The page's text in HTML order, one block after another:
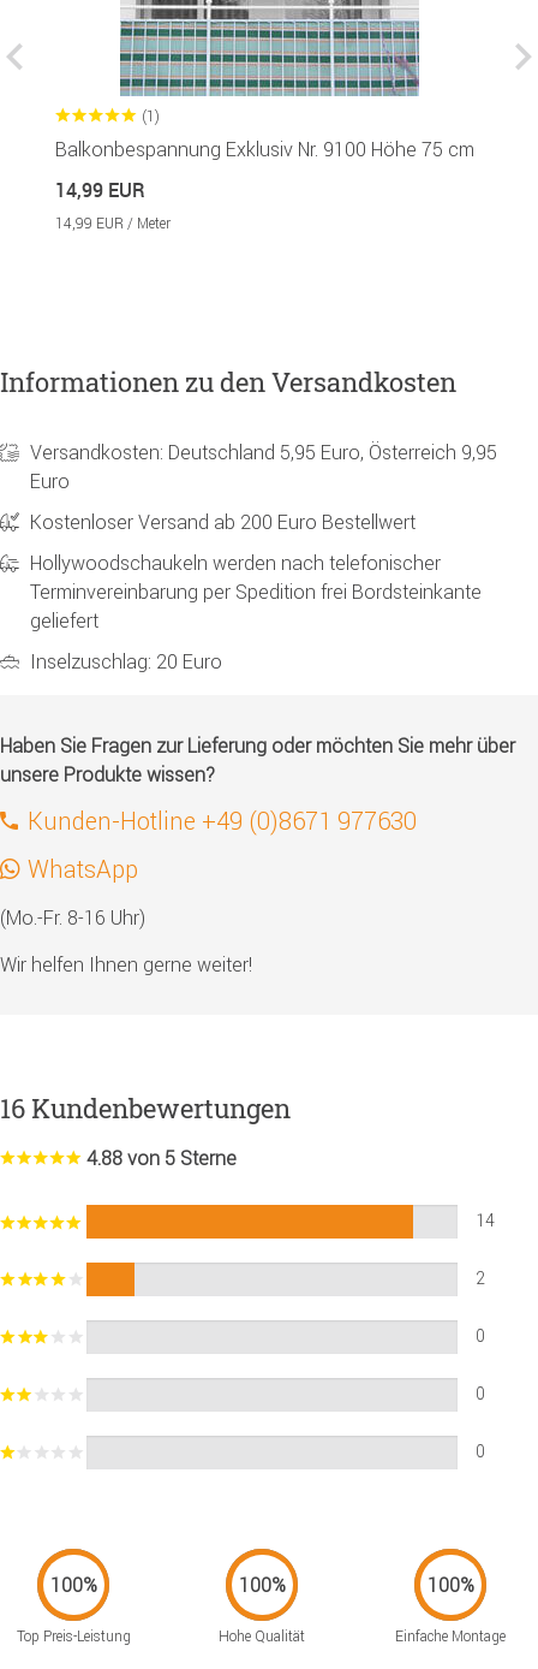
(1)
Balkonbespannung Exklusiv Nr. 9100 Höhe 75 cm
14,99 EUR
14,99 EUR / Meter
Informationen zu den Versandkosten
Versandkosten: Deutschland 5,95 Euro, Österreich 9,95
Euro
Kostenloser Versand ab 200 Euro Bestellwert
Hollywoodschaukeln werden nach telefonischer
Terminvereinbarung per Spedition frei Bordsteinkante
geliefert
Inselzuschlag: 20 Euro
Haben Sie Fragen zur Lieferung oder möchten Sie mehr über
unsere Produkte wissen?
Kunden-Hotline +49 (0)8671 977630
WhatsApp
(Mo.-Fr. 8-16 Uhr)
Wir helfen Ihnen gerne weiter!
16 Kundenbewertungen
4.88 von 5 Sterne
14
2
0
0
0
Top Preis-Leistung Hohe Qualität Einfache Montage